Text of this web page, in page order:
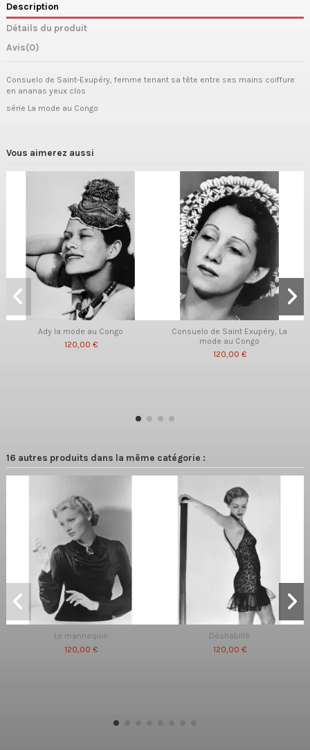
Description
Détails du produit
Avis(0)
Consuelo de Saint-Exupéry, femme tenant sa tête entre ses mains coiffure
en ananas yeux clos
série La mode au Congo
Vous aimerez aussi
Ady la mode au Congo
120,00 €
Consuelo de Saint Exupéry, La
mode au Congo
120,00 €
16 autres produits dans la même catégorie :
Le mannequin
120,00 €
Déshabillé
120,00 €